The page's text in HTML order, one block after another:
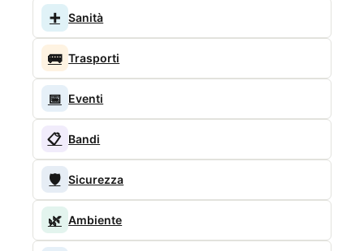
➕ Sanità
🚌 Trasporti
📅 Eventi
📋 Bandi
🛡️ Sicurezza
🌿 Ambiente